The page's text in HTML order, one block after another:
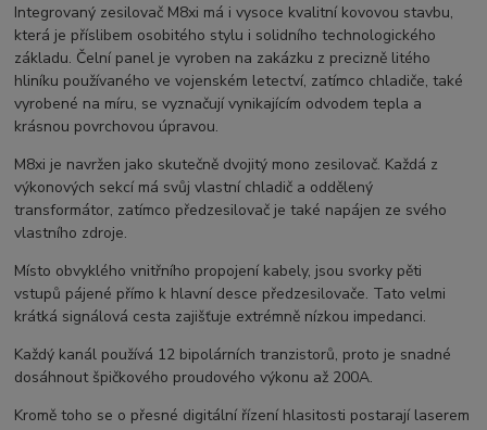
Integrovaný zesilovač M8xi má i vysoce kvalitní kovovou stavbu,
která je příslibem osobitého stylu i solidního technologického
základu. Čelní panel je vyroben na zakázku z precizně litého
hliníku používaného ve vojenském letectví, zatímco chladiče, také
vyrobené na míru, se vyznačují vynikajícím odvodem tepla a
krásnou povrchovou úpravou.
M8xi je navržen jako skutečně dvojitý mono zesilovač. Každá z
výkonových sekcí má svůj vlastní chladič a oddělený
transformátor, zatímco předzesilovač je také napájen ze svého
vlastního zdroje.
Místo obvyklého vnitřního propojení kabely, jsou svorky pěti
vstupů pájené přímo k hlavní desce předzesilovače. Tato velmi
krátká signálová cesta zajišťuje extrémně nízkou impedanci.
Každý kanál používá 12 bipolárních tranzistorů, proto je snadné
dosáhnout špičkového proudového výkonu až 200A.
Kromě toho se o přesné digitální řízení hlasitosti postarají laserem